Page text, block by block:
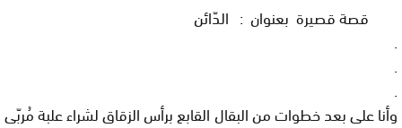
قصة قصيرة بعنوان : الدّائن
.
.
.
وأناعلىبعدخطواتمنالبقالالقابعبرأسالزقاقلشراءعلبةمُربّى